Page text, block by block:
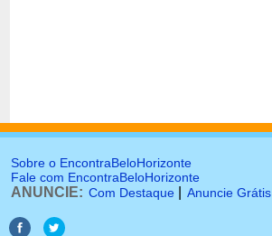
Sobre o EncontraBeloHorizonte
Fale com EncontraBeloHorizonte
ANUNCIE: Com Destaque Anuncie Grátis